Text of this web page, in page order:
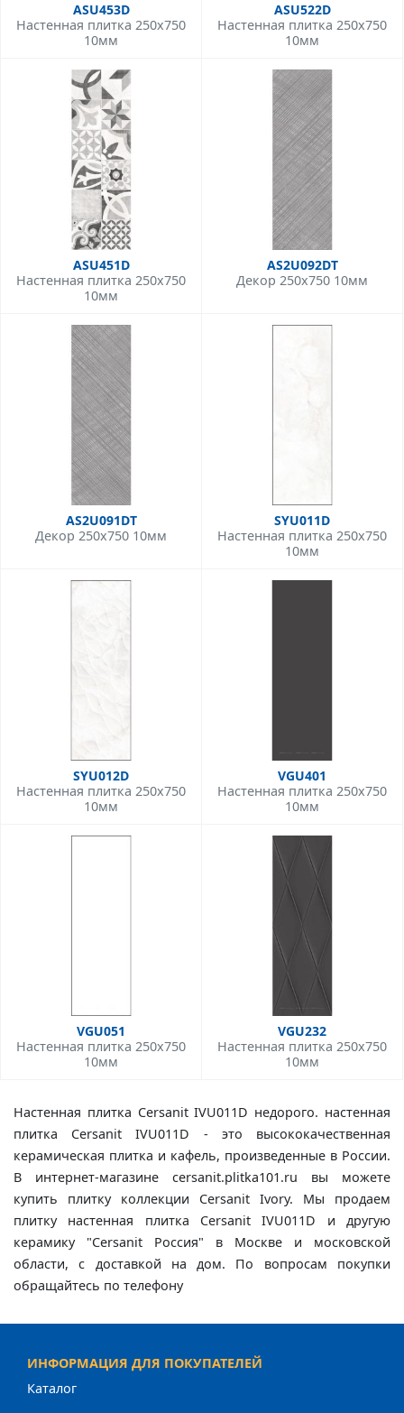
ASU453D
Настенная плитка 250x750
10мм
ASU522D
Настенная плитка 250x750
10мм
ASU451D
Настенная плитка 250x750
10мм
AS2U092DT
Декор 250x750 10мм
AS2U091DT
Декор 250x750 10мм
SYU011D
Настенная плитка 250x750
10мм
SYU012D
Настенная плитка 250x750
10мм
VGU401
Настенная плитка 250x750
10мм
VGU051
Настенная плитка 250x750
10мм
VGU232
Настенная плитка 250x750
10мм
Настенная плитка Cersanit IVU011D недорого. настенная
плитка Cersanit IVU011D - это высококачественная
керамическая плитка и кафель, произведенные в России.
В интернет-магазине cersanit.plitka101.ru вы можете
купить плитку коллекции Cersanit Ivory. Мы продаем
плитку настенная плитка Cersanit IVU011D и другую
керамику "Cersanit Россия" в Москве и московской
области, с доставкой на дом. По вопросам покупки
обращайтесь по телефону
ИНФОРМАЦИЯ ДЛЯ ПОКУПАТЕЛЕЙ
Каталог